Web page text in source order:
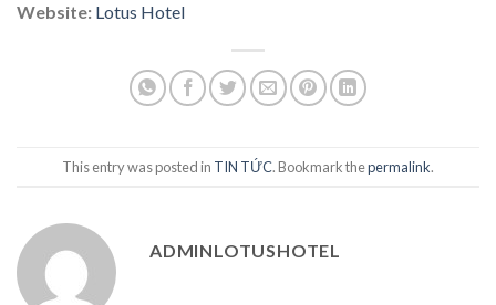
Website: Lotus Hotel
This entry was posted in TIN TỨC. Bookmark thepermalink.
ADMINLOTUSHOTEL